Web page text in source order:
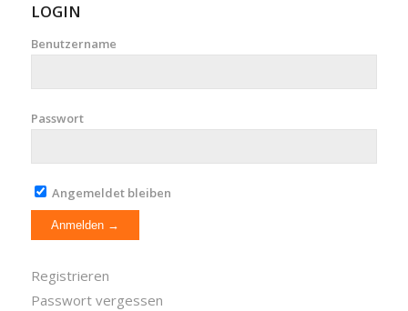
LOGIN
Benutzername
Passwort
Angemeldet bleiben
Registrieren
Passwort vergessen